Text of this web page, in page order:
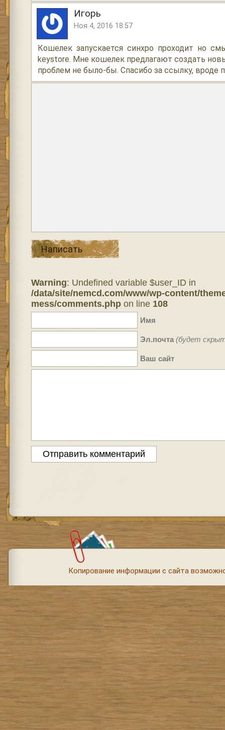
Игорь
Ноя 4, 2016 18:57
Кошелек запускается синхро проходит но
keystore. Мне кошелек предлагают создать
проблем не было-бы. Спасибо за ссылку, вроде
Написать
Warning: Undefined variable $user_ID in
/data/site/nemcd.com/www/wp-content/
mess/comments.phpon line 108
Имя
Эл.почта (будет
Ваш сайт
Копирование информации с сайта